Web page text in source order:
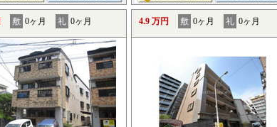
敷 0ヶ月 礼 0ヶ月 4.9 万円 敷 0ヶ月 礼 0ヶ月